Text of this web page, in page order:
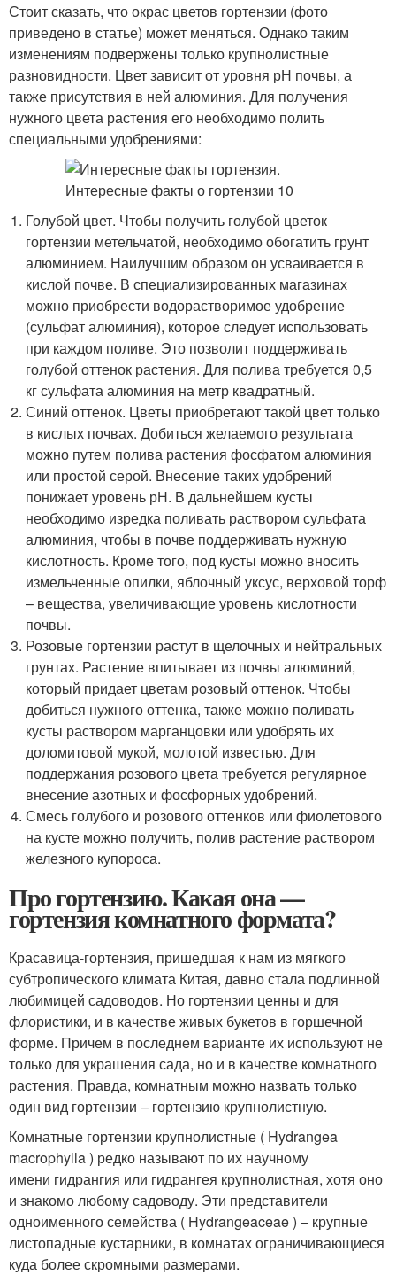
Стоит сказать, что окрас цветов гортензии (фото
приведено в статье) может меняться. Однако таким
изменениям подвержены только крупнолистные
разновидности. Цвет зависит от уровня рН почвы, а
также присутствия в ней алюминия. Для получения
нужного цвета растения его необходимо полить
специальными удобрениями:
Голубой цвет. Чтобы получить голубой цветок
гортензии метельчатой, необходимо обогатить грунт
алюминием. Наилучшим образом он усваивается в
кислой почве. В специализированных магазинах
можно приобрести водорастворимое удобрение
(сульфат алюминия), которое следует использовать
при каждом поливе. Это позволит поддерживать
голубой оттенок растения. Для полива требуется 0,5
кг сульфата алюминия на метр квадратный.
Синий оттенок. Цветы приобретают такой цвет только
в кислых почвах. Добиться желаемого результата
можно путем полива растения фосфатом алюминия
или простой серой. Внесение таких удобрений
понижает уровень рН. В дальнейшем кусты
необходимо изредка поливать раствором сульфата
алюминия, чтобы в почве поддерживать нужную
кислотность. Кроме того, под кусты можно вносить
измельченные опилки, яблочный уксус, верховой торф
– вещества, увеличивающие уровень кислотности
почвы.
Розовые гортензии растут в щелочных и нейтральных
грунтах. Растение впитывает из почвы алюминий,
который придает цветам розовый оттенок. Чтобы
добиться нужного оттенка, также можно поливать
кусты раствором марганцовки или удобрять их
доломитовой мукой, молотой известью. Для
поддержания розового цвета требуется регулярное
внесение азотных и фосфорных удобрений.
Смесь голубого и розового оттенков или фиолетового
на кусте можно получить, полив растение раствором
железного купороса.
Про гортензию. Какая она —
гортензия комнатного формата?
Красавица-гортензия, пришедшая к нам из мягкого
субтропического климата Китая, давно стала подлинной
любимицей садоводов. Но гортензии ценны и для
флористики, и в качестве живых букетов в горшечной
форме. Причем в последнем варианте их используют не
только для украшения сада, но и в качестве комнатного
растения. Правда, комнатным можно назвать только
один вид гортензии – гортензию крупнолистную.
Комнатные гортензии крупнолистные ( Hydrangea
macrophylla ) редко называют по их научному
имени гидрангия или гидрангея крупнолистная, хотя оно
и знакомо любому садоводу. Эти представители
одноименного семейства ( Hydrangeaceae ) – крупные
листопадные кустарники, в комнатах ограничивающиеся
куда более скромными размерами.